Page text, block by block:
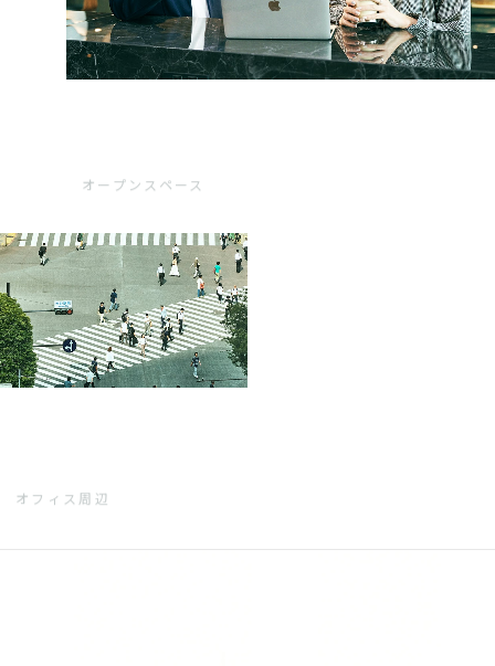
オープンスペース
オフィス周辺